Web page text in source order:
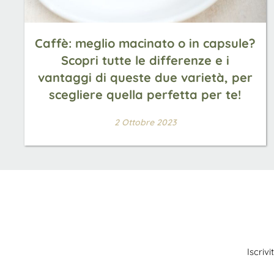
Caffè: meglio macinato o in capsule?
Scopri tutte le differenze e i
vantaggi di queste due varietà, per
scegliere quella perfetta per te!
2 Ottobre 2023